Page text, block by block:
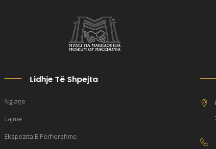
Lidhje Të Shpejta
Ngjarje
Lajme
Ekspozita E Përhershme